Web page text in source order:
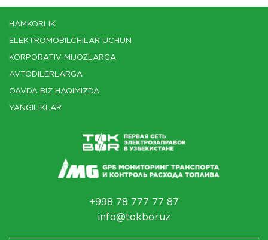
HAMKORLIK
ELEKTROMOBILCHILAR UCHUN
KORPORATIV MIJOZLARGA
AVTODILERLARGA
OAVDA BIZ HAQIMIZDA
YANGILIKLAR
+998 78 777 77 87
info@tokbor.uz